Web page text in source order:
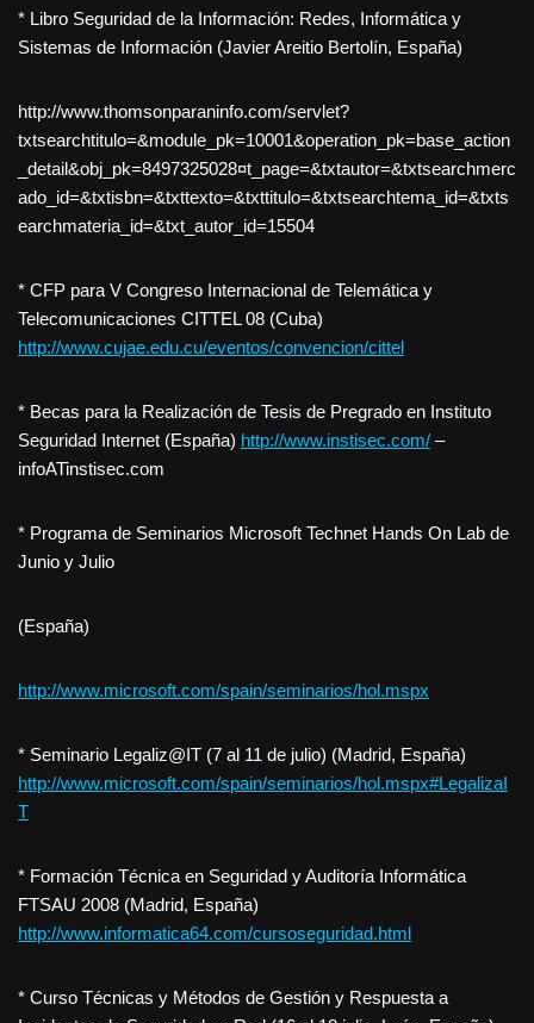
* Libro Seguridad de la Información: Redes, Informática y
Sistemas de Información (Javier Areitio Bertolín, España)
http://www.thomsonparaninfo.com/servlet?
txtsearchtitulo=&module_pk=10001&operation_pk=base_action
_detail&obj_pk=8497325028¤t_page=&txtautor=&txtsearchmerc
ado_id=&txtisbn=&txttexto=&txttitulo=&txtsearchtema_id=&txts
earchmateria_id=&txt_autor_id=15504
* CFP para V Congreso Internacional de Telemática y
Telecomunicaciones CITTEL 08 (Cuba)
http://www.cujae.edu.cu/eventos/convencion/cittel
* Becas para la Realización de Tesis de Pregrado en Instituto
Seguridad Internet (España) http://www.instisec.com/ –
infoATinstisec.com
* Programa de Seminarios Microsoft Technet Hands On Lab de
Junio y Julio
(España)
http://www.microsoft.com/spain/seminarios/hol.mspx
* Seminario Legaliz@IT (7 al 11 de julio) (Madrid, España)
http://www.microsoft.com/spain/seminarios/hol.mspx#LegalizaI
T
* Formación Técnica en Seguridad y Auditoría Informática
FTSAU 2008 (Madrid, España)
http://www.informatica64.com/cursoseguridad.html
* Curso Técnicas y Métodos de Gestión y Respuesta a